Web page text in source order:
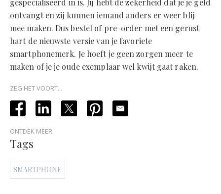
ontvangt en zij kunnen iemand anders er weer blij
mee maken. Dus bestel of pre-order met een gerust
hart de nieuwste versie van je favoriete
smartphonemerk. Je hoeft je geen zorgen meer te
maken of je je oude exemplaar wel kwijt gaat raken.
ZEG HET VOORT...
ONTDEK MEER
Tags
SMARTPHONE